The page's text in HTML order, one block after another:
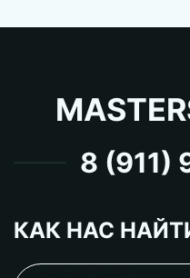
8 (911)
КАК НАС